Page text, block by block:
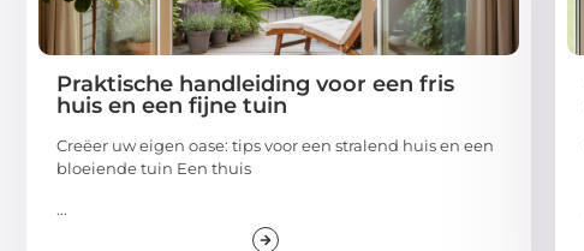
Praktische handleiding voor een fris
huis en een fijne tuin
Creëer uw eigen oase: tips voor een stralend huis en een
bloeiende tuin Een thuis
...